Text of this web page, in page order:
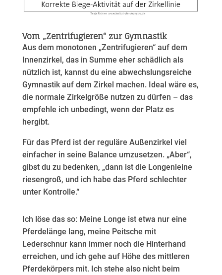
Vom „Zentrifugieren“ zur Gymnastik
Aus dem monotonen „Zentrifugieren“ auf dem
Innenzirkel, das in Summe eher schädlich als
nützlich ist, kannst du eine abwechslungsreiche
Gymnastik auf dem Zirkel machen. Ideal wäre es,
die normale Zirkelgröße nutzen zu dürfen – das
empfehle ich unbedingt, wenn der Platz es
hergibt.
Für das Pferd ist der reguläre Außenzirkel viel
einfacher in seine Balance umzusetzen. „Aber“,
gibst du zu bedenken, „dann ist die Longenleine
riesengroß, und ich habe das Pferd schlechter
unter Kontrolle.“
Ich löse das so: Meine Longe ist etwa nur eine
Pferdelänge lang, meine Peitsche mit
Lederschnur kann immer noch die Hinterhand
erreichen, und ich gehe auf Höhe des mittleren
Pferdekörpers mit. Ich stehe also nicht beim